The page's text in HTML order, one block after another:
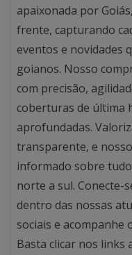
apaixonada por
frente, capturando
eventos e novidades
goianos. Nosso
com precisão,
coberturas de última
aprofundadas.
transparente, e
informado sobre tudo
norte a sul. Conecte-
dentro das nossas
sociais e acompanhe
Basta clicar nos links